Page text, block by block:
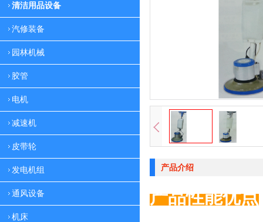
清洁用品设备
汽修装备
园林机械
胶管
电机
减速机
皮带轮
发电机组
通风设备
机床
产品介绍
产品性能优点